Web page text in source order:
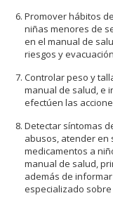
Promover hábitos
niñas menores de
en el manual de
riesgos y
Controlar peso y
manual de salud, e
efectúen las
Detectar síntomas
abusos, atender en
medicamentos a
manual de salud,
además de
especializado